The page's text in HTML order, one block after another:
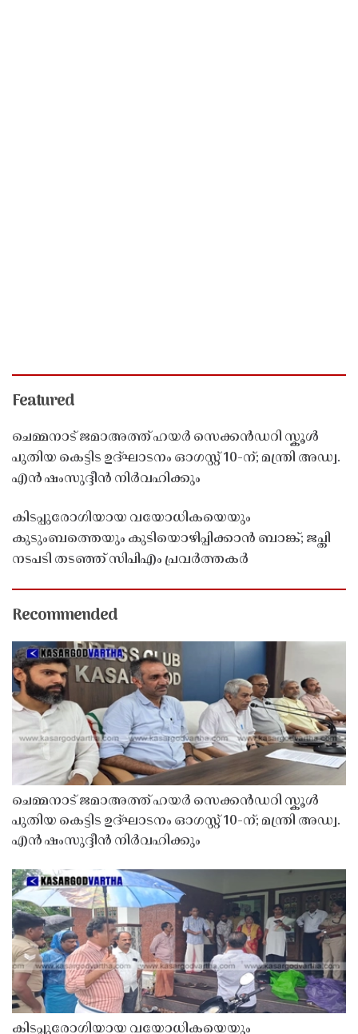
Featured
ചെമ്മനാട് ജമാഅത്ത് ഹയർ സെക്കൻഡറി സ്കൂൾ
പുതിയ കെട്ടിട ഉദ്ഘാടനം ഓഗസ്റ്റ് 10-ന്; മന്ത്രി അഡ്വ.
എൻ ഷംസുദ്ദീൻ നിർവഹിക്കും
കിടപ്പുരോഗിയായ വയോധികയെയും
കുടുംബത്തെയും കുടിയൊഴിപ്പിക്കാൻ ബാങ്ക്; ജപ്തി
നടപടി തടഞ്ഞ് സിപിഎം പ്രവർത്തകർ
Recommended
ചെമ്മനാട് ജമാഅത്ത് ഹയർ സെക്കൻഡറി സ്കൂൾ
പുതിയ കെട്ടിട ഉദ്ഘാടനം ഓഗസ്റ്റ് 10-ന്; മന്ത്രി അഡ്വ.
എൻ ഷംസുദ്ദീൻ നിർവഹിക്കും
കിടപ്പുരോഗിയായ വയോധികയെയും